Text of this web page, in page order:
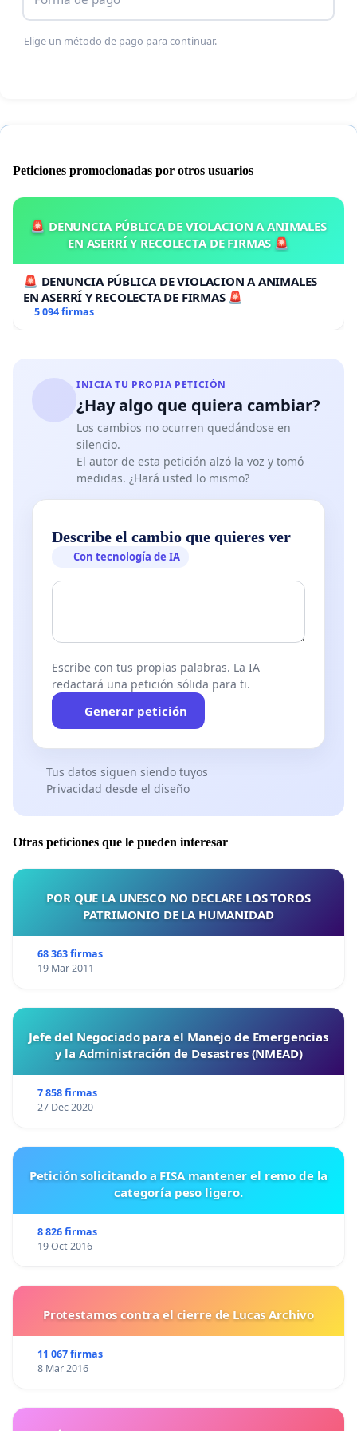
Elige un método de pago para continuar.
Peticiones promocionadas por otros usuarios
🚨 DENUNCIA PÚBLICA DE VIOLACION A ANIMALES
EN ASERRÍ Y RECOLECTA DE FIRMAS 🚨
🚨 DENUNCIA PÚBLICA DE VIOLACION A ANIMALES
EN ASERRÍ Y RECOLECTA DE FIRMAS 🚨
5 094 firmas
INICIA TU PROPIA PETICIÓN
¿Hay algo que quiera cambiar?
Los cambios no ocurren quedándose en
silencio.
El autor de esta petición alzó la voz y tomó
medidas. ¿Hará usted lo mismo?
Describe el cambio que quieres ver
Con tecnología de IA
Escribe con tus propias palabras. La IA
redactará una petición sólida para ti.
Generar petición
Tus datos siguen siendo tuyos
Privacidad desde el diseño
Otras peticiones que le pueden interesar
POR QUE LA UNESCO NO DECLARE LOS TOROS
PATRIMONIO DE LA HUMANIDAD
68 363 firmas
19 Mar 2011
Jefe del Negociado para el Manejo de Emergencias
y la Administración de Desastres (NMEAD)
7 858 firmas
27 Dec 2020
Petición solicitando a FISA mantener el remo de la
categoría peso ligero.
8 826 firmas
19 Oct 2016
Protestamos contra el cierre de Lucas Archivo
11 067 firmas
8 Mar 2016